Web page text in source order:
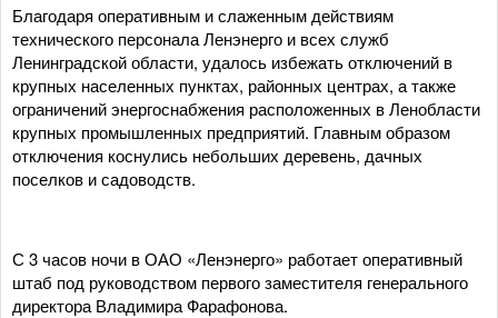
Благодаря оперативным и слаженным действиям
технического персонала Ленэнерго и всех служб
Ленинградской области, удалось избежать отключений в
крупных населенных пунктах, районных центрах, а также
ограничений энергоснабжения расположенных в Ленобласти
крупных промышленных предприятий. Главным образом
отключения коснулись небольших деревень, дачных
поселков и садоводств.
С 3 часов ночи в ОАО «Ленэнерго» работает оперативный
штаб под руководством первого заместителя генерального
директора Владимира Фарафонова.